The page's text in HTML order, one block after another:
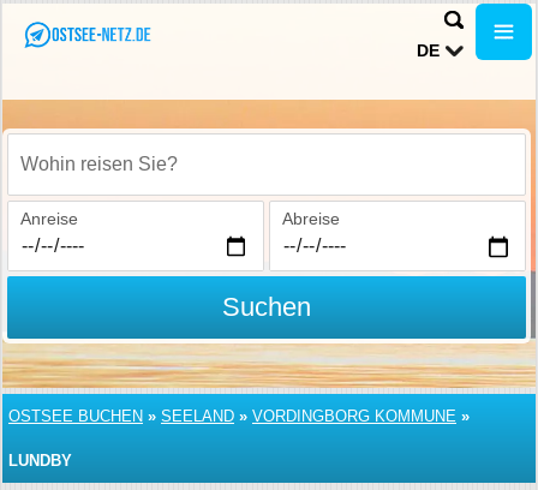
DE
Wohin reisen Sie?
Anreise Abreise
Suchen
OSTSEE BUCHEN » SEELAND » VORDINGBORG KOMMUNE »
LUNDBY